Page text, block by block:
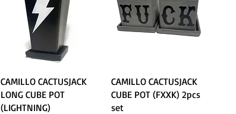
CAMILLO CACTUSJACK
LONG CUBE POT
(LIGHTNING)
CAMILLO CACTUSJACK
CUBE POT (FXXK) 2pcs
set